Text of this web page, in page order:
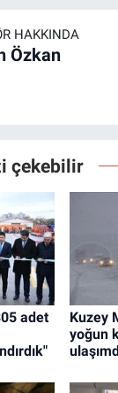
HAKKINDA
Özkan
çekebilir
adet
Kuzey
yoğun